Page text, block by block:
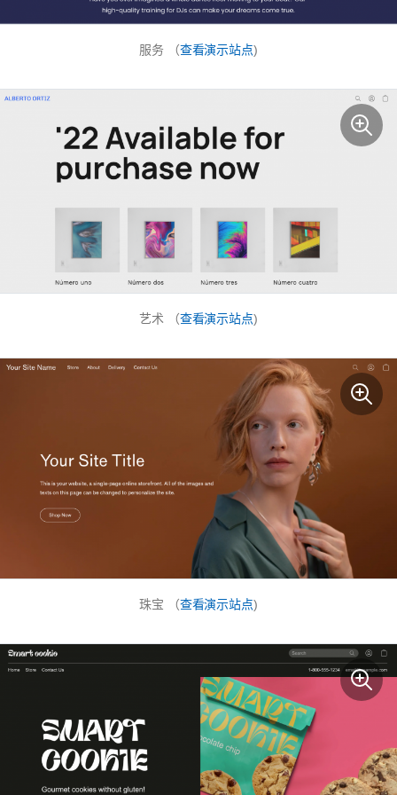
服务 （查看演示站点)
艺术 （查看演示站点)
珠宝 （查看演示站点)